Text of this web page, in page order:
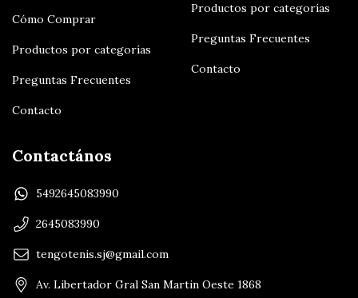
Cómo Comprar
Productos por categorías
Preguntas Frecuentes
Contacto
Productos por categorías
Preguntas Frecuentes
Contacto
Contactános
5492645083990
2645083990
tengotenis.sj@gmail.com
Av. Libertador Gral San Martin Oeste 1868